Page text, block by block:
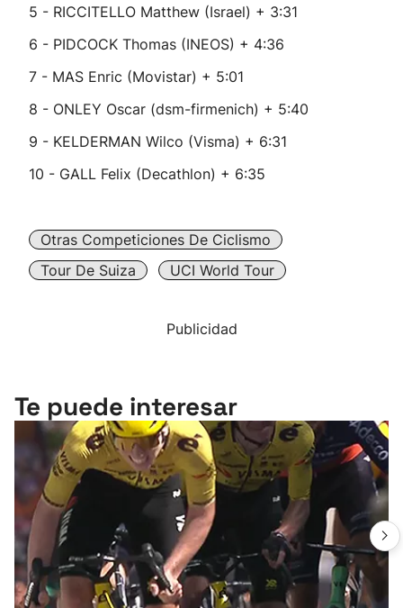
5 - RICCITELLO Matthew (Israel) + 3:31
6 - PIDCOCK Thomas (INEOS) + 4:36
7 - MAS Enric (Movistar) + 5:01
8 - ONLEY Oscar (dsm-firmenich) + 5:40
9 - KELDERMAN Wilco (Visma) + 6:31
10 - GALL Felix (Decathlon) + 6:35
Otras Competiciones De Ciclismo
Tour De Suiza
UCI World Tour
Publicidad
Te puede interesar